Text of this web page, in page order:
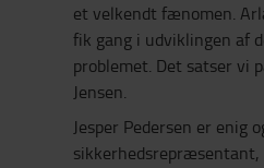
et velkendt fænomen.
fik gang i udviklingen af
problemet. Det satser vi
Jensen.
Jesper Pedersen er enig